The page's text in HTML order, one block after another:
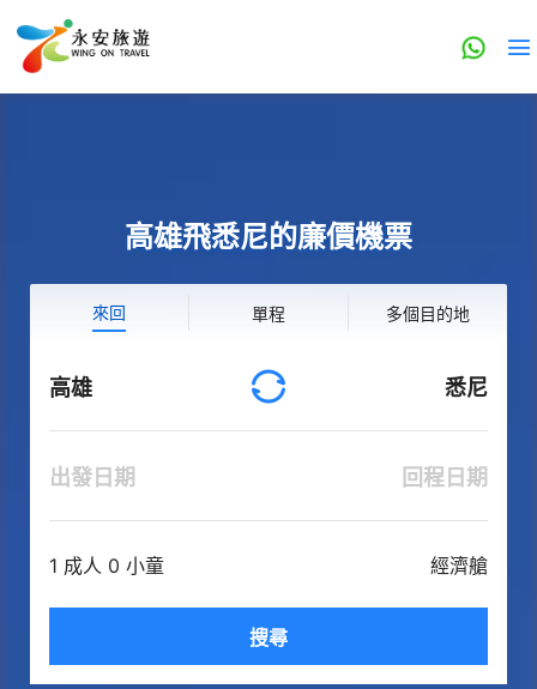
高雄飛悉尼的廉價機票
來回 單程 多個目的地
高雄 悉尼
出發日期 回程日期
1 成人 0 小童 經濟艙
搜尋